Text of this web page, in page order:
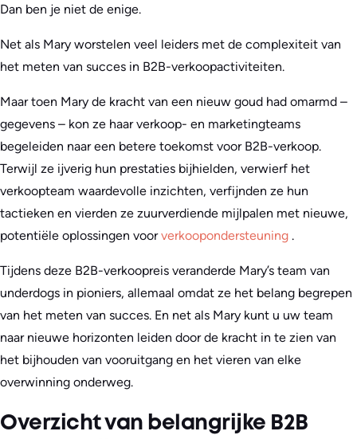
Dan ben je niet de enige.
Net als Mary worstelen veel leiders met de complexiteit van
het meten van succes in B2B-verkoopactiviteiten.
Maar toen Mary de kracht van een nieuw goud had omarmd –
gegevens – kon ze haar verkoop- en marketingteams
begeleiden naar een betere toekomst voor B2B-verkoop.
Terwijl ze ijverig hun prestaties bijhielden, verwierf het
verkoopteam waardevolle inzichten, verfijnden ze hun
tactieken en vierden ze zuurverdiende mijlpalen met nieuwe,
potentiële oplossingen voorverkoopondersteuning .
Tijdens deze B2B-verkoopreis veranderde Mary’s team van
underdogs in pioniers, allemaal omdat ze het belang begrepen
van het meten van succes. En net als Mary kunt u uw team
naar nieuwe horizonten leiden door de kracht in te zien van
het bijhouden van vooruitgang en het vieren van elke
overwinning onderweg.
Overzicht van belangrijke B2B